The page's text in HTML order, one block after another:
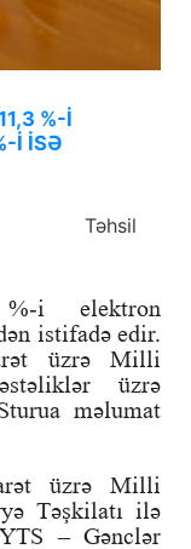
%-İ
İ İSƏ
Təhsil
i elektron
istifadə edir.
üzrə Milli
üzrə
məlumat
üzrə Milli
Təşkilatı ilə
– Gənclər